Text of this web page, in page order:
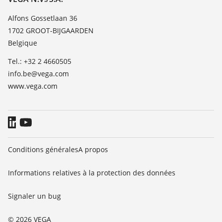
TeamViewer
Contact
News
Presse
Blog
Alfons Gossetlaan 36
1702 GROOT-BIJGAARDEN
Belgique
Tel.: +32 2 4660505
info.be@vega.com
www.vega.com
© 2026 VEGA
Conditions généralesA propos
Informations relatives à la protection des données
Signaler un bug